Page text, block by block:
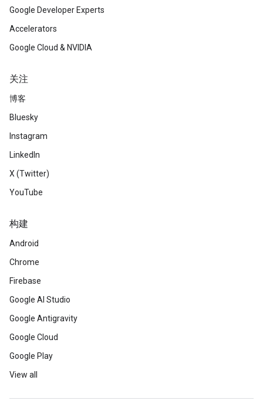
Google Developer Experts
Accelerators
Google Cloud & NVIDIA
关注
博客
Bluesky
Instagram
LinkedIn
X (Twitter)
YouTube
构建
Android
Chrome
Firebase
Google AI Studio
Google Antigravity
Google Cloud
Google Play
View all